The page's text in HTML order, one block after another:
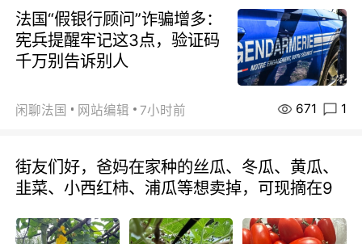
法国“假银行顾问”诈骗增多：
宪兵提醒牢记这3点，验证码
千万别告诉别人
闲聊法国 网站编辑 7小时前 671 1
街友们好，爸妈在家种的丝瓜、冬瓜、黄瓜、
韭菜、小西红柿、浦瓜等想卖掉，可现摘在9